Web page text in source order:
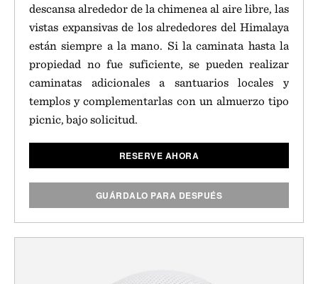
descansa alrededor de la chimenea al aire libre, las
vistas expansivas de los alrededores del Himalaya
están siempre a la mano. Si la caminata hasta la
propiedad no fue suficiente, se pueden realizar
caminatas adicionales a santuarios locales y
templos y complementarlas con un almuerzo tipo
picnic, bajo solicitud.
RESERVE AHORA
GUÁRDALO PARA DESPUÉS